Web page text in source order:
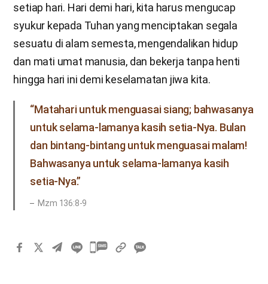
setiap hari. Hari demi hari, kita harus mengucap
syukur kepada Tuhan yang menciptakan segala
sesuatu di alam semesta, mengendalikan hidup
dan mati umat manusia, dan bekerja tanpa henti
hingga hari ini demi keselamatan jiwa kita.
“Matahari untuk menguasai siang; bahwasanya
untuk selama-lamanya kasih setia-Nya. Bulan
dan bintang-bintang untuk menguasai malam!
Bahwasanya untuk selama-lamanya kasih
setia-Nya.”
Mzm 136:8-9
카